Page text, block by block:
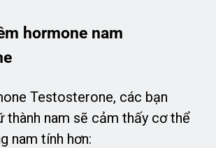
hormone nam
Testosterone, các bạn
thành nam sẽ cảm thấy cơ thể
nam tính hơn: